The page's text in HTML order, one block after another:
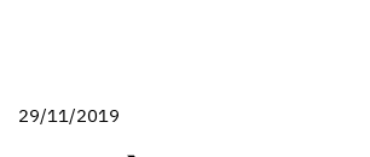
29/11/2019